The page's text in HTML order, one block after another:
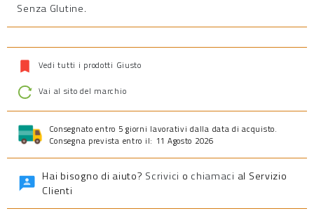
Senza Glutine.
Vedi tutti i prodotti Giusto
Vai al sito del marchio
Consegnato entro 5 giorni lavorativi dalla data di acquisto.
Consegna prevista entro il: 11 Agosto 2026
Hai bisogno di aiuto? Scrivici o chiamaci al Servizio
Clienti